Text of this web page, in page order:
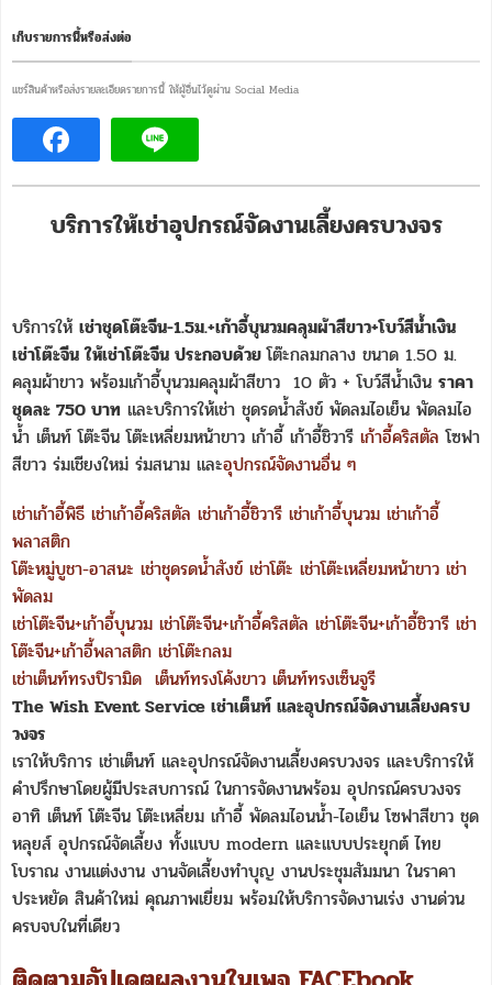
เก็บรายการนี้หรือส่งต่อ
แชร์สินค้าหรือส่งรายละเอียดรายการนี้ ให้ผู้อื่นไว้ดูผ่าน Social Media
บริการให้เช่าอุปกรณ์จัดงานเลี้ยงครบวงจร
บริการให้ เช่าชุดโต๊ะจีน-1.5ม.+เก้าอี้บุนวมคลุมผ้าสีขาว+โบว์สีน้ำเงิน
เช่าโต๊ะจีน ให้เช่าโต๊ะจีน ประกอบด้วยโต๊ะกลมกลาง ขนาด 1.50 ม.
คลุมผ้าขาว พร้อมเก้าอี้บุนวมคลุมผ้าสีขาว 10 ตัว + โบว์สีน้ำเงิน ราคา
ชุดละ 750 บาท และบริการให้เช่า ชุดรดน้ำสังข์ พัดลมไอเย็น พัดลมไอ
น้ำ เต็นท์ โต๊ะจีน โต๊ะเหลี่ยมหน้าขาว เก้าอี้ เก้าอี้ชิวารี เก้าอี้คริสตัล โซฟา
สีขาว ร่มเชียงใหม่ ร่มสนาม และอุปกรณ์จัดงานอื่น ๆ
เช่าเก้าอี้พิธี เช่าเก้าอี้คริสตัล เช่าเก้าอี้ชิวารี เช่าเก้าอี้บุนวม เช่าเก้าอี้
พลาสติก
โต๊ะหมู่บูชา-อาสนะ เช่าชุดรดน้ำสังข์ เช่าโต๊ะ เช่าโต๊ะเหลี่ยมหน้าขาว เช่า
พัดลม
เช่าโต๊ะจีน+เก้าอี้บุนวม เช่าโต๊ะจีน+เก้าอี้คริสตัล เช่าโต๊ะจีน+เก้าอี้ชิวารี เช่า
โต๊ะจีน+เก้าอี้พลาสติก เช่าโต๊ะกลม
เช่าเต็นท์ทรงปิรามิด เต็นท์ทรงโค้งขาว เต็นท์ทรงเซ็นจูรี
The Wish Event Service เช่าเต็นท์ และอุปกรณ์จัดงานเลี้ยงครบ
วงจร
เราให้บริการ เช่าเต็นท์ และอุปกรณ์จัดงานเลี้ยงครบวงจร และบริการให้
คำปรึกษาโดยผู้มีประสบการณ์ ในการจัดงานพร้อม อุปกรณ์ครบวงจร
อาทิ เต็นท์ โต๊ะจีน โต๊ะเหลี่ยม เก้าอี้ พัดลมไอนน้ำ-ไอเย็น โซฟาสีขาว ชุด
หลุยส์ อุปกรณ์จัดเลี้ยง ทั้งแบบ modern และแบบประยุกต์ ไทย
โบราณ งานแต่งงาน งานจัดเลี้ยงทำบุญ งานประชุมสัมมนา ในราคา
ประหยัด สินค้าใหม่ คุณภาพเยี่ยม พร้อมให้บริการจัดงานเร่ง งานด่วน
ครบจบในที่เดียว